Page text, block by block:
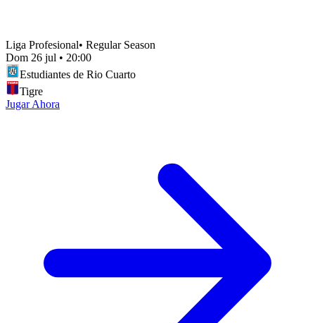
Liga Profesional• Regular Season
Dom 26 jul • 20:00
Estudiantes de Rio Cuarto
Tigre
Jugar Ahora